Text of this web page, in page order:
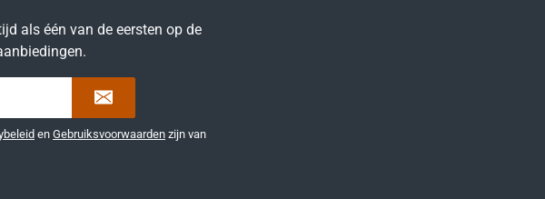
als één van de eersten op de
en Gebruiksvoorwaarden zijn van